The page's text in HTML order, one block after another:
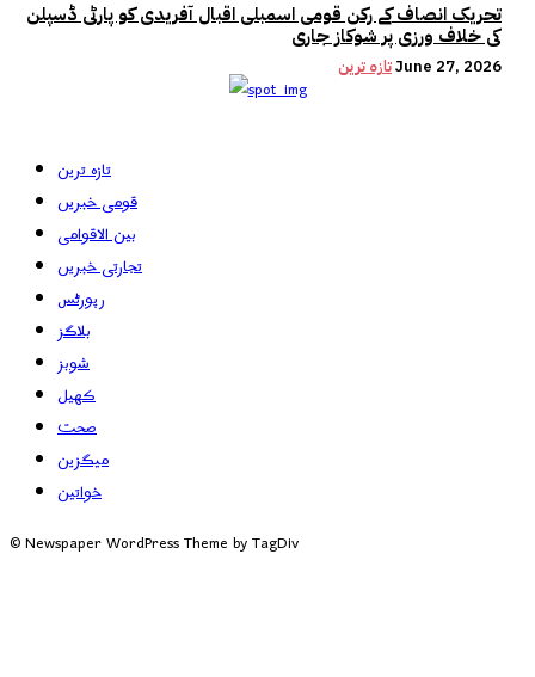
تحریک انصاف کے رکن قومی اسمبلی اقبال آفریدی کو پارٹی ڈسپلن
کی خلاف ورزی پر شوکاز جاری
تازہ ترینJune 27, 2026
تازہ ترین
قومی خبریں
بین الاقوامی
تجارتی خبریں
رپورٹس
بلاگز
شوبز
کھیل
صحت
میگزین
خواتین
© Newspaper WordPress Theme by TagDiv